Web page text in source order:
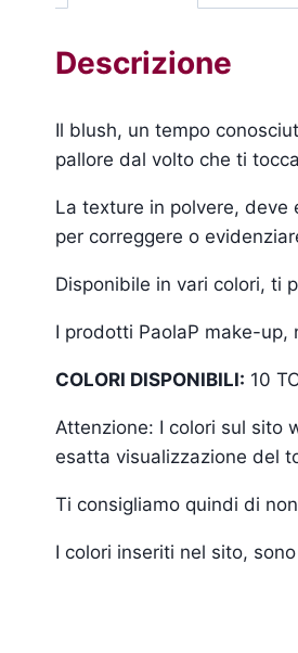
Descrizione
Il blush, un tempo
pallore dal volto che ti
La texture in polvere, deve
per correggere o
Disponibile in vari colori, ti
I prodotti PaolaP make-up,
COLORI DISPONIBILI: 10
Attenzione: I colori sul sito
esatta visualizzazione del
Ti consigliamo quindi di
I colori inseriti nel sito,